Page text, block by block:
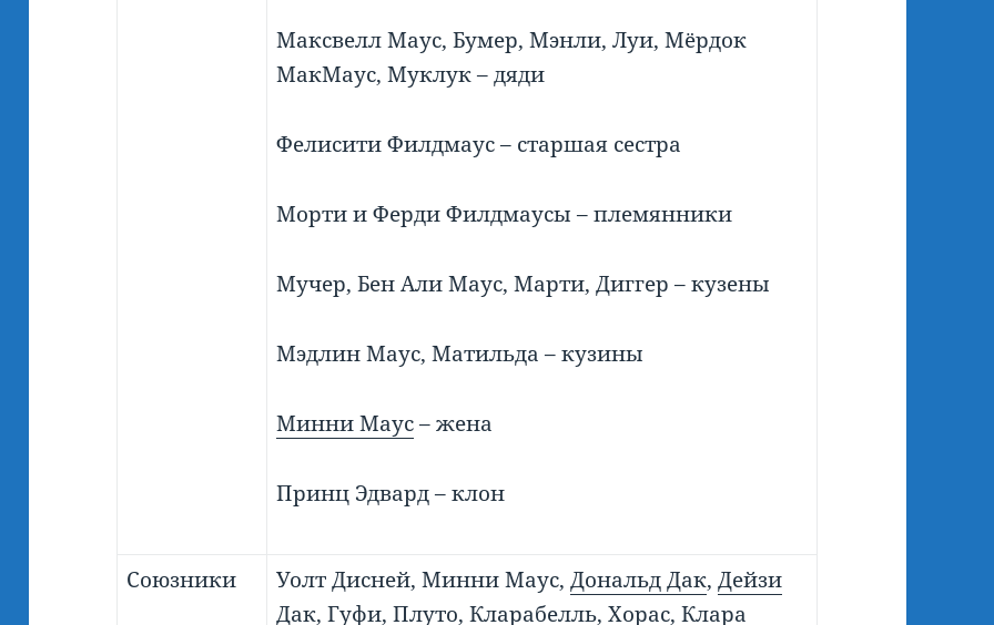
Максвелл Маус, Бумер, Мэнли, Луи, Мёрдок
МакМаус, Муклук – дяди
Фелисити Филдмаус – старшая сестра
Морти и Ферди Филдмаусы – племянники
Мучер, Бен Али Маус, Марти, Диггер – кузены
Мэдлин Маус, Матильда – кузины
Минни Маус– жена
Принц Эдвард – клон
Союзники Уолт Дисней, Минни Маус, Дональд Дак, Дейзи
Дак, Гуфи, Плуто, Кларабелль, Хорас, Клара